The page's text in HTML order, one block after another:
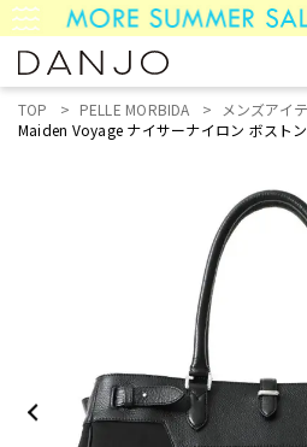
TOP PELLE MORBIDA メンズアイ
Maiden Voyage ナイサーナイロン ボスト